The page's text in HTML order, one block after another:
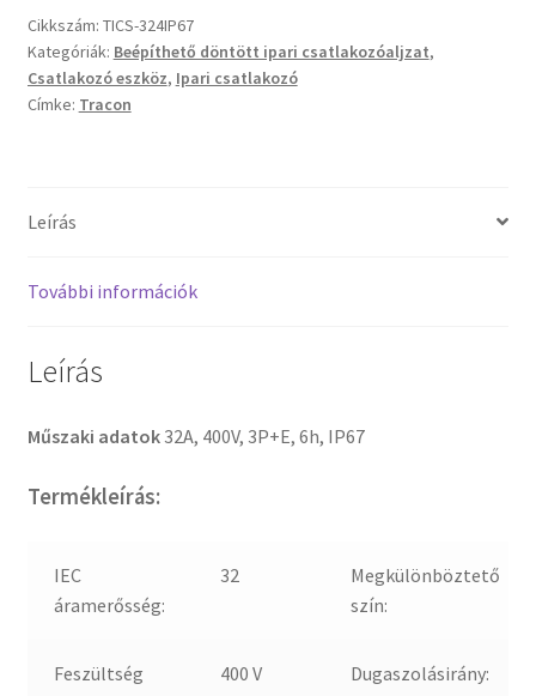
ferde
ipari
csatlakozóaljzat
mennyiség
Cikkszám: TICS-324IP67
Kategóriák: Beépíthető döntött ipari csatlakozóaljzat,
Csatlakozó eszköz, Ipari csatlakozó
Címke: Tracon
Leírás
További információk
Leírás
Műszaki adatok32A, 400V, 3P+E, 6h, IP67
Termékleírás:
IEC
áramerősség:
32
Megkülönböztető
szín:
Feszültség
400 V
Dugaszolásirány: